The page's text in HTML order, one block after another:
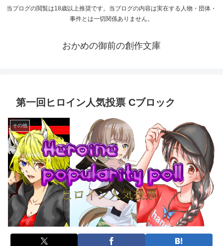
当ブログの閲覧は18歳以上推奨です。当ブログの内容は実在する人物・団体・
事件とは一切関係ありません。
おかめの御前の創作文庫
第一回ヒロイン人気投票 Cブロック
その他